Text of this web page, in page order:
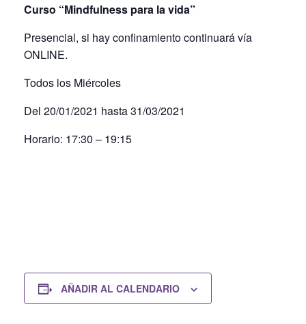
Curso “Mindfulness para la vida”
Presencial, si hay confinamiento continuará vía
ONLINE.
Todos los Miércoles
Del 20/01/2021 hasta 31/03/2021
Horario: 17:30 – 19:15
AÑADIR AL CALENDARIO